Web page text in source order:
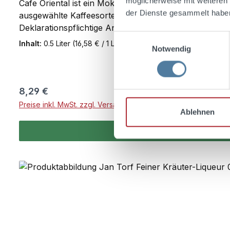
der Dienste gesammelt
Notwendig
Ablehnen
Cafe Oriental ist ein Mokkalikör mit 21,5 % Vol. Er
ausgewählte Kaffeesorten werden nach
Deklarationspflichtige Angabe: Café Oriental ist ein
Inhalt: 0.5 Liter (16,58 € / 1 Liter)
Regulärer Preis:
8,29 €
Preise inkl. MwSt. zzgl. Versandkosten